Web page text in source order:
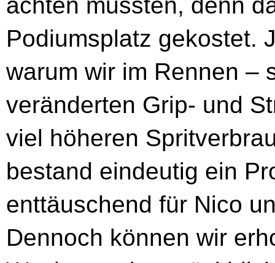
Podiumsplatz gekostet.
warum wir im Rennen –
veränderten Grip- und
viel höheren
bestand eindeutig ein
enttäuschend für Nico
Dennoch können wir